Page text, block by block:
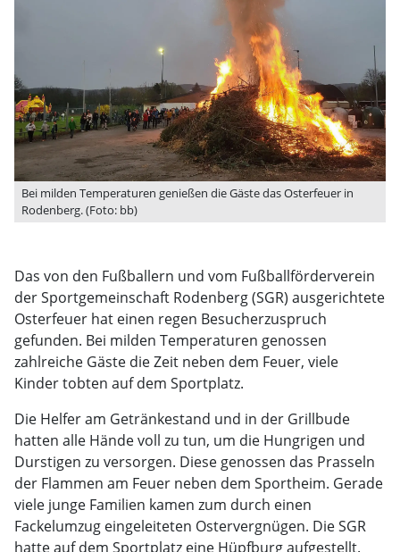
Bei milden Temperaturen genießen die Gäste das Osterfeuer in
Rodenberg. (Foto: bb)
Das von den Fußballern und vom Fußballförderverein
der Sportgemeinschaft Rodenberg (SGR) ausgerichtete
Osterfeuer hat einen regen Besucherzuspruch
gefunden. Bei milden Temperaturen genossen
zahlreiche Gäste die Zeit neben dem Feuer, viele
Kinder tobten auf dem Sportplatz.
Die Helfer am Getränkestand und in der Grillbude
hatten alle Hände voll zu tun, um die Hungrigen und
Durstigen zu versorgen. Diese genossen das Prasseln
der Flammen am Feuer neben dem Sportheim. Gerade
viele junge Familien kamen zum durch einen
Fackelumzug eingeleiteten Ostervergnügen. Die SGR
hatte auf dem Sportplatz eine Hüpfburg aufgestellt.